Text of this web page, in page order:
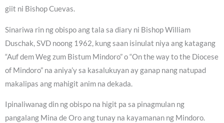
giit ni Bishop Cuevas.
Sinariwa rin ng obispo ang tala sa diary ni Bishop William
Duschak, SVD noong 1962, kung saan isinulat niya ang katagang
“Auf dem Weg zum Bistum Mindoro” o “On the way to the Diocese
of Mindoro” na aniya’y sa kasalukuyan ay ganap nang natupad
makalipas ang mahigit anim na dekada.
Ipinaliwanag din ng obispo na higit pa sa pinagmulan ng
pangalang Mina de Oro ang tunay na kayamanan ng Mindoro.